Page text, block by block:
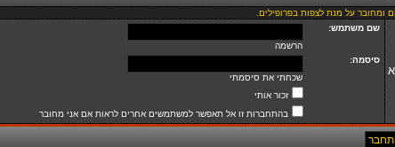
ומחובר על מנת לצפות בפרופילים.
שם משתמש:
הרשמה
סיסמה:
שכחתי את סיסמתי
זכור אותי
בהתחברות זו אל תאפשר למשתמשים אחרים לראות אם אני מחובר